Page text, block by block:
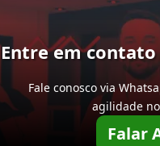
Entre em contato
Fale conosco via
agilidade
Falar